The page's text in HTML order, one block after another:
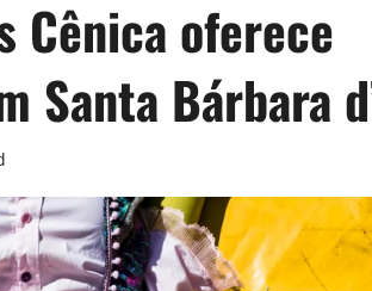
Cênica oferece
Bárbara